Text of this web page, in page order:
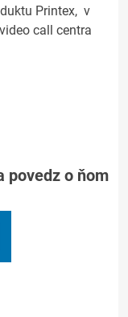
Printex, v
call centra
povedz o ňom